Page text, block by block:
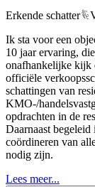
Erkende schatter
Ik sta voor een
10 jaar ervaring,
onafhankelijke kijk
officiële
schattingen van
KMO-/
opdrachten in de
Daarnaast
coördineren van
nodig zijn.
Lees meer...